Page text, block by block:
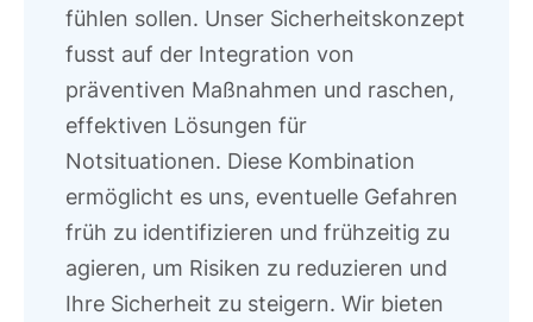
fühlen sollen. Unser Sicherheitskonzept
fusst auf der Integration von
präventiven Maßnahmen und raschen,
effektiven Lösungen für
Notsituationen. Diese Kombination
ermöglicht es uns, eventuelle Gefahren
früh zu identifizieren und frühzeitig zu
agieren, um Risiken zu reduzieren und
Ihre Sicherheit zu steigern. Wir bieten